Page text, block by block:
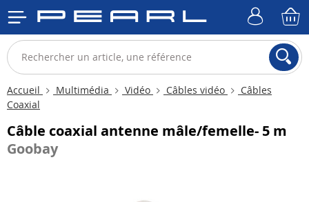
Accueil Multimédia Vidéo Câbles vidéo
Câbles
Coaxial
Câble coaxial antenne mâle/femelle- 5 m
Goobay